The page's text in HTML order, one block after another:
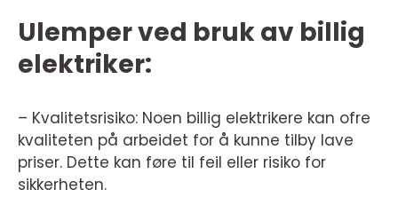
Ulemper ved bruk av billig
elektriker:
– Kvalitetsrisiko: Noen billig elektrikere kan ofre
kvaliteten på arbeidet for å kunne tilby lave
priser. Dette kan føre til feil eller risiko for
sikkerheten.